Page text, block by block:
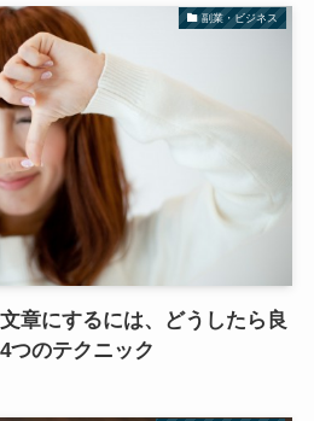
副業・ビジネス
章にするには、どうしたら良
つのテクニック